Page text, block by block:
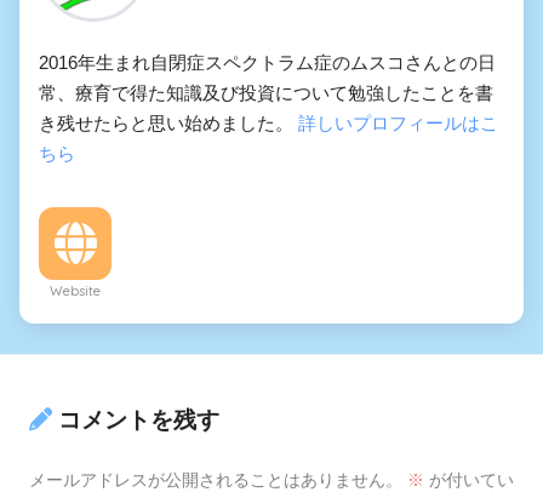
2016年生まれ自閉症スペクトラム症のムスコさんとの日
常、療育で得た知識及び投資について勉強したことを書
き残せたらと思い始めました。 詳しいプロフィールはこ
ちら
Website
コメントを残す
メールアドレスが公開されることはありません。 ※ が付いてい